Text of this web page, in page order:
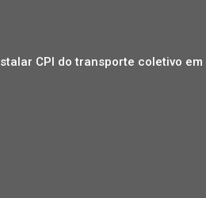
CPI do transporte coletivo em